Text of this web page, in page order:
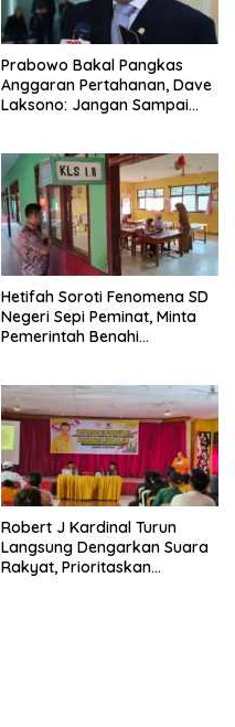
Prabowo Bakal Pangkas
Anggaran Pertahanan, Dave
Laksono: Jangan Sampai
Hetifah Soroti Fenomena SD
Negeri Sepi Peminat, Minta
Pemerintah Benahi
Robert J Kardinal Turun
Langsung Dengarkan Suara
Rakyat, Prioritaskan